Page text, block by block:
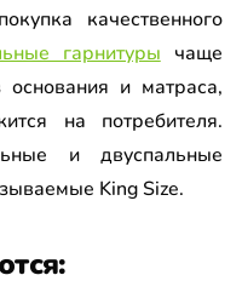
качественного
гарнитуры чаще
и матраса,
на потребителя.
и двуспальные
King Size.